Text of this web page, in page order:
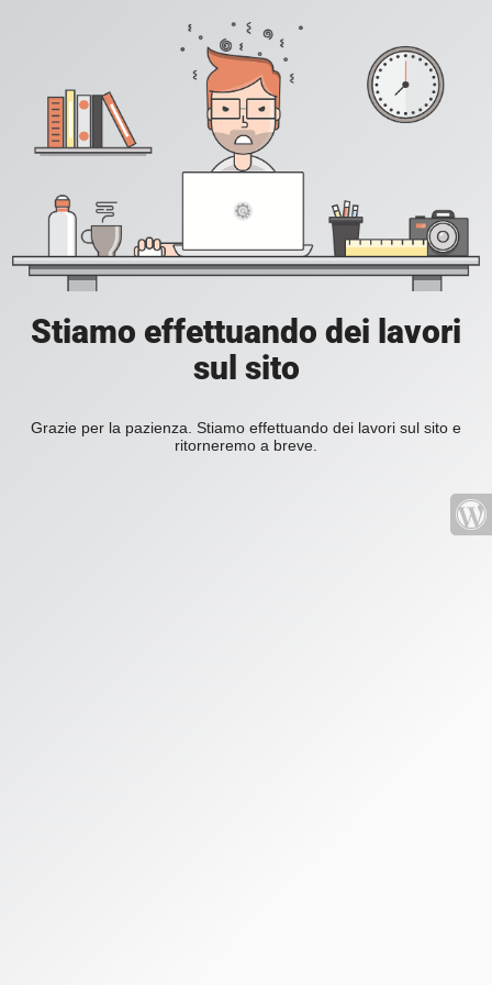
Stiamo effettuando dei lavori
sul sito
Grazie per la pazienza. Stiamo effettuando dei lavori sul sito e
ritorneremo a breve.